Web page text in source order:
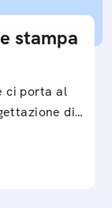
stampa
ci porta al
di